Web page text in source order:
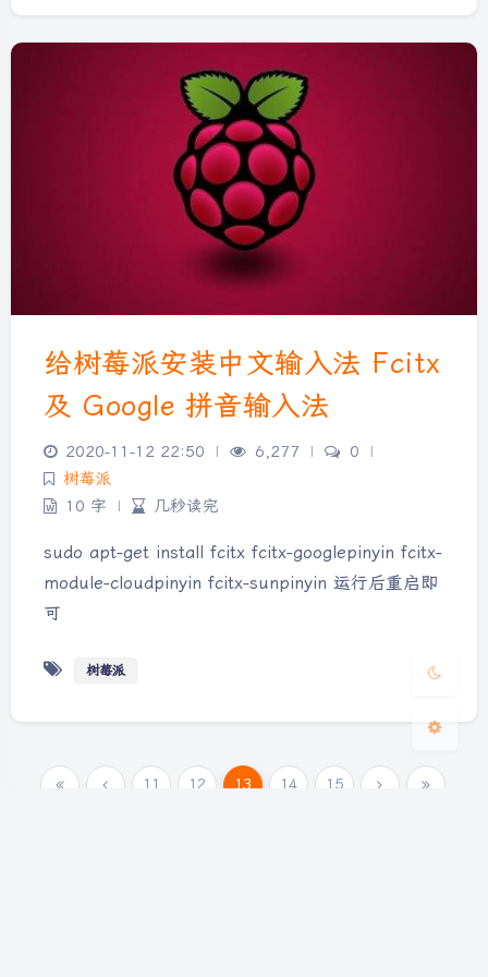
夜间模式
浅阴影 深阴影
给树莓派安装中文输入法 Fcitx
及 Google 拼音输入法
2020-11-12 22:50 | 6,277 | 0
|
树莓派
10 字
| 几秒读完
sudo apt-get install fcitx fcitx-googlepinyin fcitx-
module-cloudpinyin fcitx-sunpinyin 运行后重启即
可
树莓派
11 12 13 14 15